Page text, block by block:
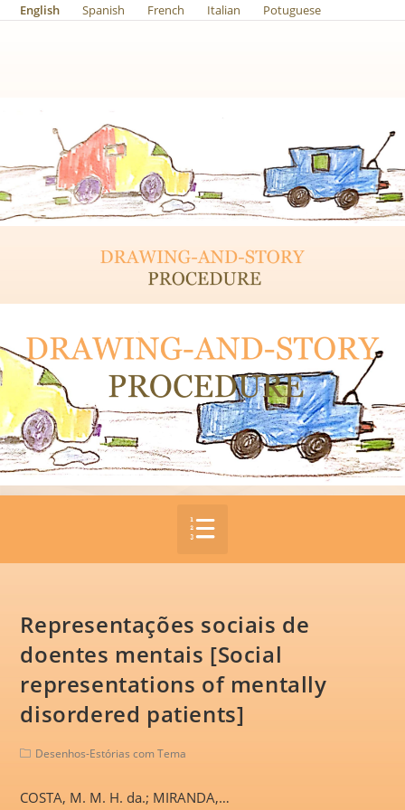
English Spanish French Italian Potuguese
Representações sociais de
doentes mentais [Social
representations of mentally
disordered patients]
Desenhos-Estórias com Tema
COSTA, M. M. H. da.; MIRANDA,…